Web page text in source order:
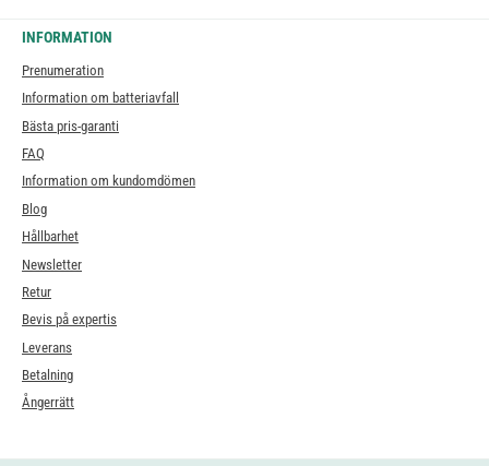
INFORMATION
Prenumeration
Information om batteriavfall
Bästa pris-garanti
FAQ
Information om kundomdömen
Blog
Hållbarhet
Newsletter
Retur
Bevis på expertis
Leverans
Betalning
Ångerrätt